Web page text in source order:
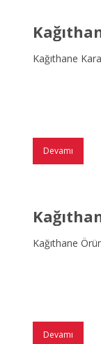
Kağıthane
Devamı
Kağıthane
Devamı